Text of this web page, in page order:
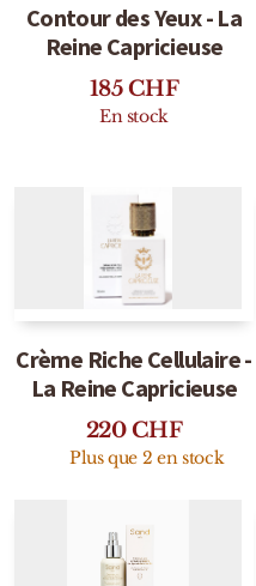
Contour des Yeux - La
Reine Capricieuse
185CHF
En stock
Crème Riche Cellulaire -
La Reine Capricieuse
220CHF
Plus que 2 en stock
Heeley
Maitre Parfumeur et Gantier
Parfum d'Empire
Stéphane Humbert Lucas
The Different Company
Perris Monte-carlo
Robert Piguet